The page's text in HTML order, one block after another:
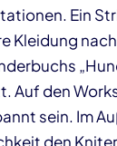
Ein
Kleidung
Auf den
sein. Im
den